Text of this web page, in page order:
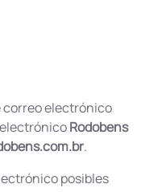
correo electrónico
Rodobens
.
posibles